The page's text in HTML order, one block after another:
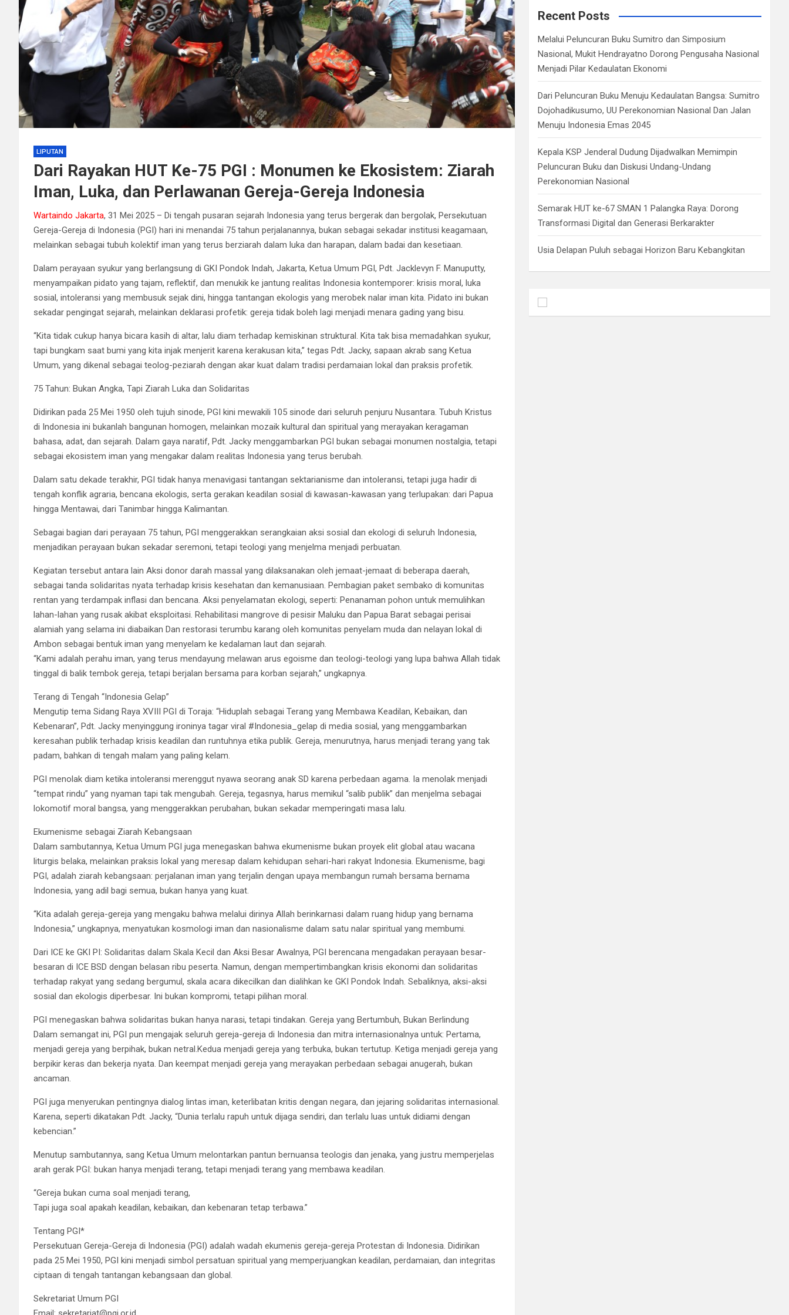
LIPUTAN
Dari Rayakan HUT Ke-75 PGI : Monumen ke Ekosistem: Ziarah
Iman, Luka, dan Perlawanan Gereja-Gereja Indonesia
Wartaindo Jakarta, 31 Mei 2025 – Di tengah pusaran sejarah Indonesia yang terus bergerak dan bergolak, Persekutuan
Gereja-Gereja di Indonesia (PGI) hari ini menandai 75 tahun perjalanannya, bukan sebagai sekadar institusi keagamaan,
melainkan sebagai tubuh kolektif iman yang terus berziarah dalam luka dan harapan, dalam badai dan kesetiaan.
Dalam perayaan syukur yang berlangsung di GKI Pondok Indah, Jakarta, Ketua Umum PGI, Pdt. Jacklevyn F. Manuputty,
menyampaikan pidato yang tajam, reflektif, dan menukik ke jantung realitas Indonesia kontemporer: krisis moral, luka
sosial, intoleransi yang membusuk sejak dini, hingga tantangan ekologis yang merobek nalar iman kita. Pidato ini bukan
sekadar pengingat sejarah, melainkan deklarasi profetik: gereja tidak boleh lagi menjadi menara gading yang bisu.
“Kita tidak cukup hanya bicara kasih di altar, lalu diam terhadap kemiskinan struktural. Kita tak bisa memadahkan syukur,
tapi bungkam saat bumi yang kita injak menjerit karena kerakusan kita,” tegas Pdt. Jacky, sapaan akrab sang Ketua
Umum, yang dikenal sebagai teolog-peziarah dengan akar kuat dalam tradisi perdamaian lokal dan praksis profetik.
75 Tahun: Bukan Angka, Tapi Ziarah Luka dan Solidaritas
Didirikan pada 25 Mei 1950 oleh tujuh sinode, PGI kini mewakili 105 sinode dari seluruh penjuru Nusantara. Tubuh Kristus
di Indonesia ini bukanlah bangunan homogen, melainkan mozaik kultural dan spiritual yang merayakan keragaman
bahasa, adat, dan sejarah. Dalam gaya naratif, Pdt. Jacky menggambarkan PGI bukan sebagai monumen nostalgia, tetapi
sebagai ekosistem iman yang mengakar dalam realitas Indonesia yang terus berubah.
Dalam satu dekade terakhir, PGI tidak hanya menavigasi tantangan sektarianisme dan intoleransi, tetapi juga hadir di
tengah konflik agraria, bencana ekologis, serta gerakan keadilan sosial di kawasan-kawasan yang terlupakan: dari Papua
hingga Mentawai, dari Tanimbar hingga Kalimantan.
Sebagai bagian dari perayaan 75 tahun, PGI menggerakkan serangkaian aksi sosial dan ekologi di seluruh Indonesia,
menjadikan perayaan bukan sekadar seremoni, tetapi teologi yang menjelma menjadi perbuatan.
Kegiatan tersebut antara lain Aksi donor darah massal yang dilaksanakan oleh jemaat-jemaat di beberapa daerah,
sebagai tanda solidaritas nyata terhadap krisis kesehatan dan kemanusiaan. Pembagian paket sembako di komunitas
rentan yang terdampak inflasi dan bencana. Aksi penyelamatan ekologi, seperti: Penanaman pohon untuk memulihkan
lahan-lahan yang rusak akibat eksploitasi. Rehabilitasi mangrove di pesisir Maluku dan Papua Barat sebagai perisai
alamiah yang selama ini diabaikan Dan restorasi terumbu karang oleh komunitas penyelam muda dan nelayan lokal di
Ambon sebagai bentuk iman yang menyelam ke kedalaman laut dan sejarah.
“Kami adalah perahu iman, yang terus mendayung melawan arus egoisme dan teologi-teologi yang lupa bahwa Allah tidak
tinggal di balik tembok gereja, tetapi berjalan bersama para korban sejarah,” ungkapnya.
Terang di Tengah “Indonesia Gelap”
Mengutip tema Sidang Raya XVIII PGI di Toraja: “Hiduplah sebagai Terang yang Membawa Keadilan, Kebaikan, dan
Kebenaran”, Pdt. Jacky menyinggung ironinya tagar viral #Indonesia_gelap di media sosial, yang menggambarkan
keresahan publik terhadap krisis keadilan dan runtuhnya etika publik. Gereja, menurutnya, harus menjadi terang yang tak
padam, bahkan di tengah malam yang paling kelam.
PGI menolak diam ketika intoleransi merenggut nyawa seorang anak SD karena perbedaan agama. Ia menolak menjadi
“tempat rindu” yang nyaman tapi tak mengubah. Gereja, tegasnya, harus memikul “salib publik” dan menjelma sebagai
lokomotif moral bangsa, yang menggerakkan perubahan, bukan sekadar memperingati masa lalu.
Ekumenisme sebagai Ziarah Kebangsaan
Dalam sambutannya, Ketua Umum PGI juga menegaskan bahwa ekumenisme bukan proyek elit global atau wacana
liturgis belaka, melainkan praksis lokal yang meresap dalam kehidupan sehari-hari rakyat Indonesia. Ekumenisme, bagi
PGI, adalah ziarah kebangsaan: perjalanan iman yang terjalin dengan upaya membangun rumah bersama bernama
Indonesia, yang adil bagi semua, bukan hanya yang kuat.
“Kita adalah gereja-gereja yang mengaku bahwa melalui dirinya Allah berinkarnasi dalam ruang hidup yang bernama
Indonesia,” ungkapnya, menyatukan kosmologi iman dan nasionalisme dalam satu nalar spiritual yang membumi.
Dari ICE ke GKI PI: Solidaritas dalam Skala Kecil dan Aksi Besar Awalnya, PGI berencana mengadakan perayaan besar-
besaran di ICE BSD dengan belasan ribu peserta. Namun, dengan mempertimbangkan krisis ekonomi dan solidaritas
terhadap rakyat yang sedang bergumul, skala acara dikecilkan dan dialihkan ke GKI Pondok Indah. Sebaliknya, aksi-aksi
sosial dan ekologis diperbesar. Ini bukan kompromi, tetapi pilihan moral.
PGI menegaskan bahwa solidaritas bukan hanya narasi, tetapi tindakan. Gereja yang Bertumbuh, Bukan Berlindung
Dalam semangat ini, PGI pun mengajak seluruh gereja-gereja di Indonesia dan mitra internasionalnya untuk: Pertama,
menjadi gereja yang berpihak, bukan netral.Kedua menjadi gereja yang terbuka, bukan tertutup. Ketiga menjadi gereja yang
berpikir keras dan bekerja nyata. Dan keempat menjadi gereja yang merayakan perbedaan sebagai anugerah, bukan
ancaman.
PGI juga menyerukan pentingnya dialog lintas iman, keterlibatan kritis dengan negara, dan jejaring solidaritas internasional.
Karena, seperti dikatakan Pdt. Jacky, “Dunia terlalu rapuh untuk dijaga sendiri, dan terlalu luas untuk didiami dengan
kebencian.”
Menutup sambutannya, sang Ketua Umum melontarkan pantun bernuansa teologis dan jenaka, yang justru memperjelas
arah gerak PGI: bukan hanya menjadi terang, tetapi menjadi terang yang membawa keadilan.
“Gereja bukan cuma soal menjadi terang,
Tapi juga soal apakah keadilan, kebaikan, dan kebenaran tetap terbawa.”
Tentang PGI*
Persekutuan Gereja-Gereja di Indonesia (PGI) adalah wadah ekumenis gereja-gereja Protestan di Indonesia. Didirikan
pada 25 Mei 1950, PGI kini menjadi simbol persatuan spiritual yang memperjuangkan keadilan, perdamaian, dan integritas
ciptaan di tengah tantangan kebangsaan dan global.
Sekretariat Umum PGI
c
Recent Posts
Melalui Peluncuran Buku Sumitro dan Simposium
Nasional, Mukit Hendrayatno Dorong Pengusaha Nasional
Menjadi Pilar Kedaulatan Ekonomi
Dari Peluncuran Buku Menuju Kedaulatan Bangsa: Sumitro
Dojohadikusumo, UU Perekonomian Nasional Dan Jalan
Menuju Indonesia Emas 2045
Kepala KSP Jenderal Dudung Dijadwalkan Memimpin
Peluncuran Buku dan Diskusi Undang-Undang
Perekonomian Nasional
Semarak HUT ke-67 SMAN 1 Palangka Raya: Dorong
Transformasi Digital dan Generasi Berkarakter
Usia Delapan Puluh sebagai Horizon Baru Kebangkitan